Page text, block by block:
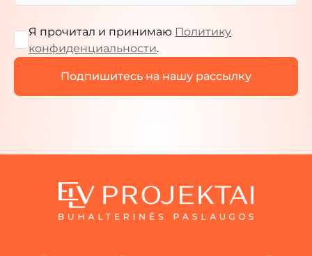
Я прочитал и принимаю Политику
конфиденциальности.